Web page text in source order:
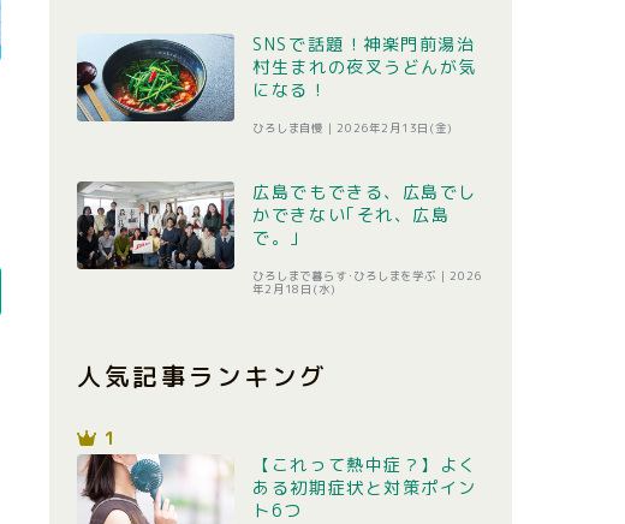
SNSで話題！神楽門前湯治
村生まれの夜叉うどんが気
になる！
ひろしま自慢 | 2026年2月13日(金)
広島でもできる、広島でし
かできない｢それ、広島
で。｣
ひろしまで暮らす･ひろしまを学ぶ | 2026
年2月18日(水)
人気記事ランキング
1
【これって熱中症？】よく
ある初期症状と対策ポイン
ト6つ